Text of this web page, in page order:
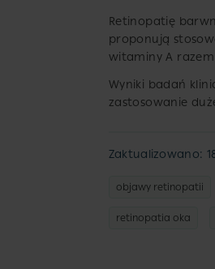
Retinopatię
proponują
witaminy A
Wyniki badań
zastosowanie
Zaktualizowano:
objawy retinopatii
retinopatia oka